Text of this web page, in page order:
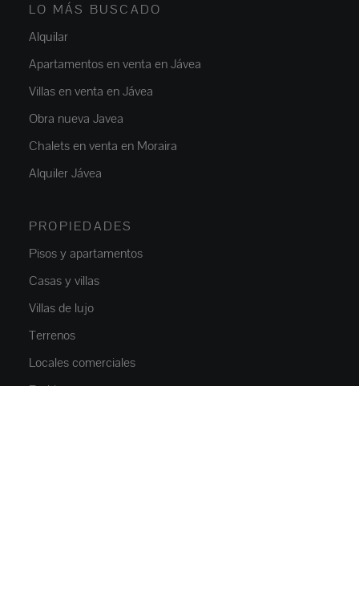
LO MÁS BUSCADO
Alquilar
Apartamentos en venta en Jávea
Villas en venta en Jávea
Obra nueva Javea
Chalets en venta en Moraira
Alquiler Jávea
PROPIEDADES
Pisos y apartamentos
Casas y villas
Villas de lujo
Terrenos
Locales comerciales
Parkings